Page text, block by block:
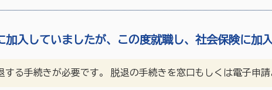
加入していましたが、この度就職し、社会保険に加
する手続きが必要です。 脱退の手続きを窓口もしくは電子申請